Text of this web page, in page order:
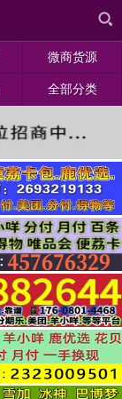
微商货源
全部分类